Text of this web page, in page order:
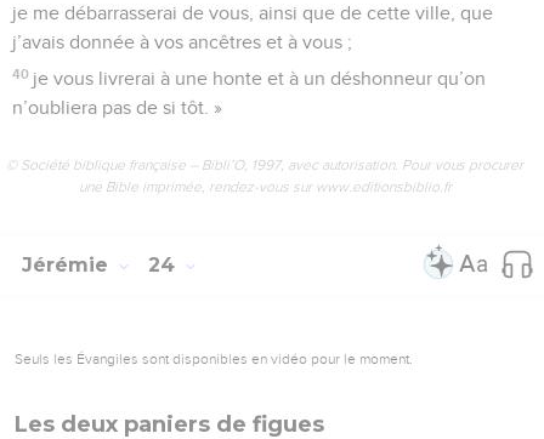
je me débarrasserai de vous, ainsi que de cette ville, que
j’avais donnée à vos ancêtres et à vous ;
40 je vous livrerai à une honte et à un déshonneur qu’on
n’oubliera pas de si tôt. »
© Société biblique française – Bibli’O, 1997, avec autorisation. Pour vous procurer
une Bible imprimée, rendez-vous sur www.editionsbiblio.fr
Jérémie 24
Seuls les Évangiles sont disponibles en vidéo pour le moment.
Les deux paniers de figues